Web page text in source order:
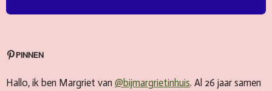
PINNEN
Hallo, ik ben Margriet van @bijmargrietinhuis. Al 26 jaar samen